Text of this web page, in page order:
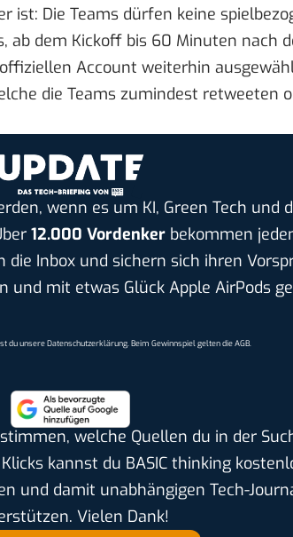
ist: Die Teams dürfen keine
ab dem Kickoff bis 60 Minuten nach
Account weiterhin
die Teams zumindest retweeten
wenn es um KI, Green Tech und
12.000 Vordenkerbekommen
Inbox und sichern sich ihren
und mit etwas Glück Apple AirPods
du unsereDatenschutzerklärung. Beim Gewinnspiel gelten dieAGB.
welche Quellen du in der
kannst du BASIC thinking
und damit unabhängigen Tech-
Vielen Dank!